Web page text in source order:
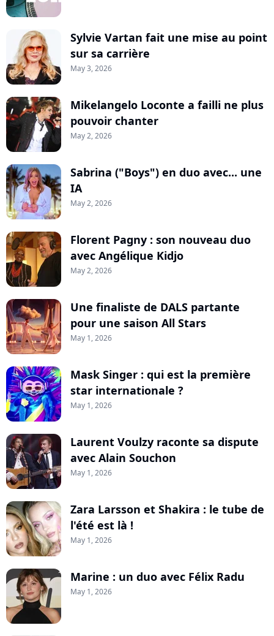
Sylvie Vartan fait une mise au point
sur sa carrière
May 3, 2026
Mikelangelo Loconte a failli ne plus
pouvoir chanter
May 2, 2026
Sabrina ("Boys") en duo avec... une
IA
May 2, 2026
Florent Pagny : son nouveau duo
avec Angélique Kidjo
May 2, 2026
Une finaliste de DALS partante
pour une saison All Stars
May 1, 2026
Mask Singer : qui est la première
star internationale ?
May 1, 2026
Laurent Voulzy raconte sa dispute
avec Alain Souchon
May 1, 2026
Zara Larsson et Shakira : le tube de
l'été est là !
May 1, 2026
Marine : un duo avec Félix Radu
May 1, 2026